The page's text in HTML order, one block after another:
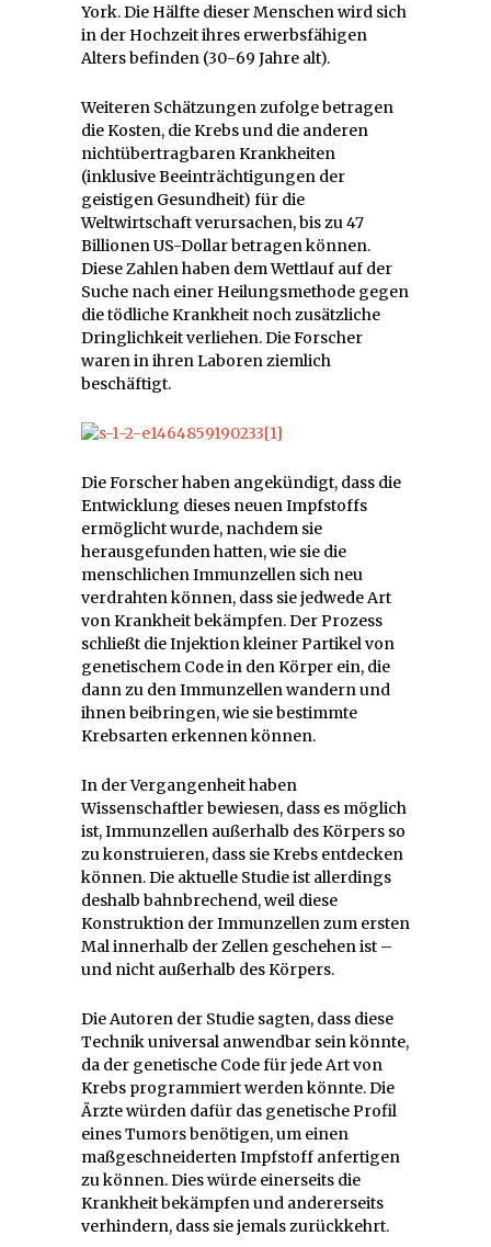
York. Die Hälfte dieser Menschen wird sich
in der Hochzeit ihres erwerbsfähigen
Alters befinden (30-69 Jahre alt).
Weiteren Schätzungen zufolge betragen
die Kosten, die Krebs und die anderen
nichtübertragbaren Krankheiten
(inklusive Beeinträchtigungen der
geistigen Gesundheit) für die
Weltwirtschaft verursachen, bis zu 47
Billionen US-Dollar betragen können.
Diese Zahlen haben dem Wettlauf auf der
Suche nach einer Heilungsmethode gegen
die tödliche Krankheit noch zusätzliche
Dringlichkeit verliehen. Die Forscher
waren in ihren Laboren ziemlich
beschäftigt.
Die Forscher haben angekündigt, dass die
Entwicklung dieses neuen Impfstoffs
ermöglicht wurde, nachdem sie
herausgefunden hatten, wie sie die
menschlichen Immunzellen sich neu
verdrahten können, dass sie jedwede Art
von Krankheit bekämpfen. Der Prozess
schließt die Injektion kleiner Partikel von
genetischem Code in den Körper ein, die
dann zu den Immunzellen wandern und
ihnen beibringen, wie sie bestimmte
Krebsarten erkennen können.
In der Vergangenheit haben
Wissenschaftler bewiesen, dass es möglich
ist, Immunzellen außerhalb des Körpers so
zu konstruieren, dass sie Krebs entdecken
können. Die aktuelle Studie ist allerdings
deshalb bahnbrechend, weil diese
Konstruktion der Immunzellen zum ersten
Mal innerhalb der Zellen geschehen ist –
und nicht außerhalb des Körpers.
Die Autoren der Studie sagten, dass diese
Technik universal anwendbar sein könnte,
da der genetische Code für jede Art von
Krebs programmiert werden könnte. Die
Ärzte würden dafür das genetische Profil
eines Tumors benötigen, um einen
maßgeschneiderten Impfstoff anfertigen
zu können. Dies würde einerseits die
Krankheit bekämpfen und andererseits
verhindern, dass sie jemals zurückkehrt.